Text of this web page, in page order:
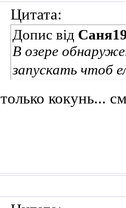
Цитата:
Допис від
В озере
запускать чтоб
только кокунь...